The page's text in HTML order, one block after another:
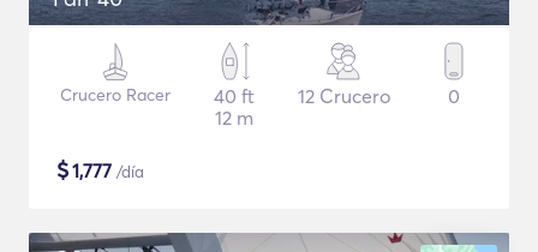
Crucero Racer
40 ft
12 m
12 Crucero 0
$1,777 /día